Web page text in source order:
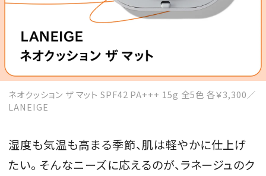
2026年9月号
最新号を試し読み
ネオクッション ザ マット SPF42 PA+++ 15g 全5色 各￥3,300／
LANEIGE
湿度も気温も高まる季節、肌は軽やかに仕上げ
たい。 そんなニーズに応えるのが、ラネージュのク